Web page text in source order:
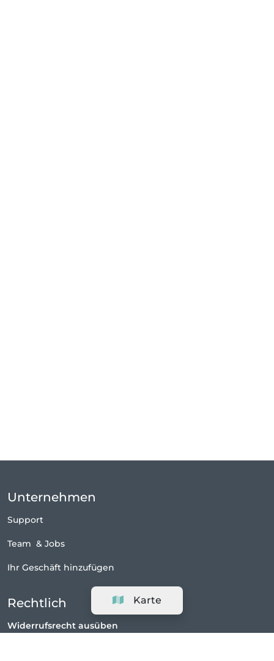
Karte
Unternehmen
Support
Team & Jobs
Ihr Geschäft hinzufügen
Rechtlich
Widerrufsrecht ausüben